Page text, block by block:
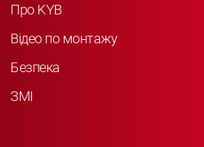
Про KYB
Відео по монтажу
Безпека
ЗМІ